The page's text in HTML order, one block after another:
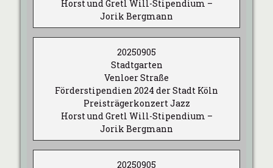
Horst und Gretl Will-Stipendium –
Jorik Bergmann
20250905
Stadtgarten
Venloer Straße
Förderstipendien 2024 der Stadt Köln
Preisträgerkonzert Jazz
Horst und Gretl Will-Stipendium –
Jorik Bergmann
20250905